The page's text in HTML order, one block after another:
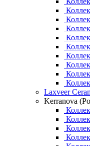
Laxveer
Kerranova